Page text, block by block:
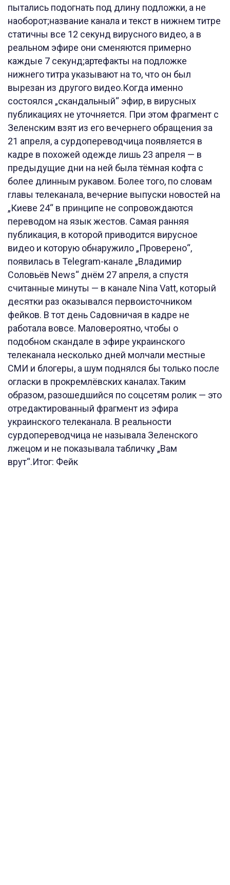
пытались подогнать под длину подложки, а не
наоборот;название канала и текст в нижнем титре
статичны все 12 секунд вирусного видео, а в
реальном эфире они сменяются примерно
каждые 7 секунд;артефакты на подложке
нижнего титра указывают на то, что он был
вырезан из другого видео.Когда именно
состоялся „скандальный“ эфир, в вирусных
публикациях не уточняется. При этом фрагмент с
Зеленским взят из его вечернего обращения за
21 апреля, а сурдопереводчица появляется в
кадре в похожей одежде лишь 23 апреля — в
предыдущие дни на ней была тёмная кофта с
более длинным рукавом. Более того, по словам
главы телеканала, вечерние выпуски новостей на
„Киеве 24“ в принципе не сопровождаются
переводом на язык жестов. Самая ранняя
публикация, в которой приводится вирусное
видео и которую обнаружило „Проверено“,
появилась в Telegram-канале „Владимир
Соловьёв News“ днём 27 апреля, а спустя
считанные минуты — в канале Nina Vatt, который
десятки раз оказывался первоисточником
фейков. В тот день Садовничая в кадре не
работала вовсе. Маловероятно, чтобы о
подобном скандале в эфире украинского
телеканала несколько дней молчали местные
СМИ и блогеры, а шум поднялся бы только после
огласки в прокремлёвских каналах.Таким
образом, разошедшийся по соцсетям ролик — это
отредактированный фрагмент из эфира
украинского телеканала. В реальности
сурдопереводчица не называла Зеленского
лжецом и не показывала табличку „Вам
врут“.Итог: Фейк